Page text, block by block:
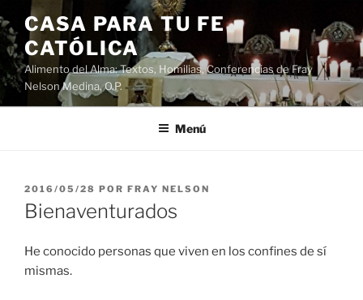
Saltar
al
contenido
CASA PARA TU FE
CATÓLICA
Alimento del Alma: Textos, Homilias, Conferencias de Fray
Nelson Medina, O.P.
Menú
PUBLICADO
EL
2016/05/28 POR FRAY NELSON
Bienaventurados
He conocido personas que viven en los confines de sí
mismas.